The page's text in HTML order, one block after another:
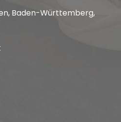
, Baden-Württemberg,